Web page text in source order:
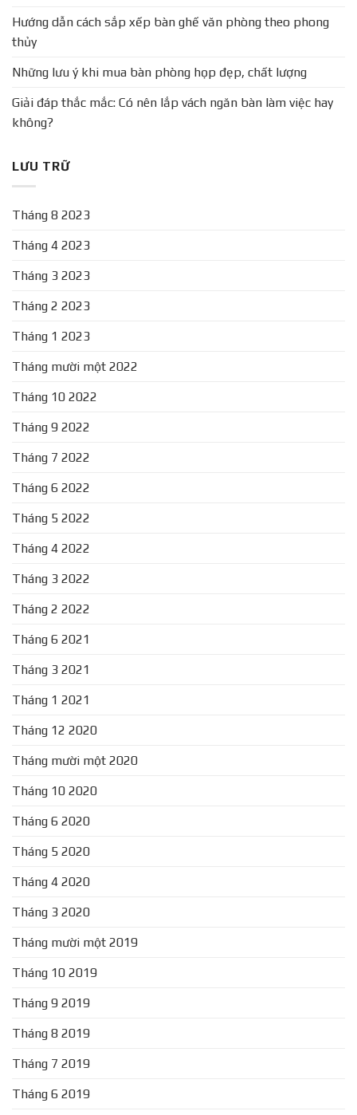
Hướng dẫn cách sắp xếp bàn ghế văn phòng theo phong
thủy
Những lưu ý khi mua bàn phòng họp đẹp, chất lượng
Giải đáp thắc mắc: Có nên lắp vách ngăn bàn làm việc hay
không?
LƯU TRỮ
Tháng 8 2023
Tháng 4 2023
Tháng 3 2023
Tháng 2 2023
Tháng 1 2023
Tháng mười một 2022
Tháng 10 2022
Tháng 9 2022
Tháng 7 2022
Tháng 6 2022
Tháng 5 2022
Tháng 4 2022
Tháng 3 2022
Tháng 2 2022
Tháng 6 2021
Tháng 3 2021
Tháng 1 2021
Tháng 12 2020
Tháng mười một 2020
Tháng 10 2020
Tháng 6 2020
Tháng 5 2020
Tháng 4 2020
Tháng 3 2020
Tháng mười một 2019
Tháng 10 2019
Tháng 9 2019
Tháng 8 2019
Tháng 7 2019
Tháng 6 2019